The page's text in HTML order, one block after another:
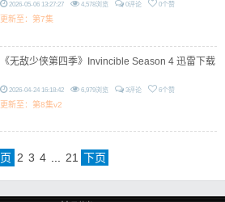
2026-05-06 13:27:27 4,578浏览 0评论 0个赞
更新至：第7集
《无敌少侠第四季》Invincible Season 4 迅雷下载
2026-04-24 16:18:42 6,979浏览 3评论 6个赞
更新至：第8集v2
页 2 3 4 21 下页